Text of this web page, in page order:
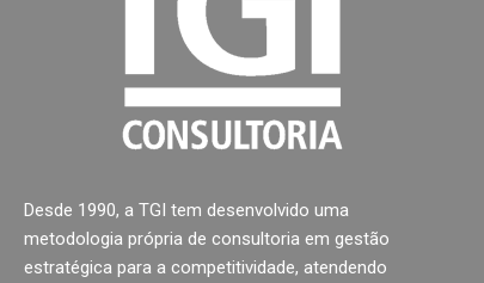
Desde 1990, a TGI tem desenvolvido uma
metodologia própria de consultoria em gestão
estratégica para a competitividade, atendendo